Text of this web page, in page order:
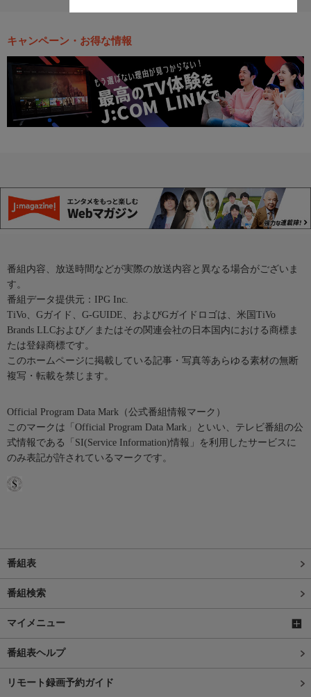
キャンペーン・お得な情報
番組内容、放送時間などが実際の放送内容と異なる場合がございま
す。
番組データ提供元：IPG Inc.
TiVo、Gガイド、G-GUIDE、およびGガイドロゴは、米国TiVo
Brands LLCおよび／またはその関連会社の日本国内における商標ま
たは登録商標です。
このホームページに掲載している記事・写真等あらゆる素材の無断
複写・転載を禁じます。
Official Program Data Mark（公式番組情報マーク）
このマークは「Official Program Data Mark」といい、テレビ番組の公
式情報である「SI(Service Information)情報」を利用したサービスに
のみ表記が許されているマークです。
番組表
番組検索
マイメニュー
番組表ヘルプ
リモート録画予約ガイド